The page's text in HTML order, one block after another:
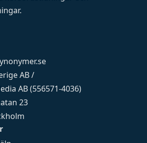
.
AB /
AB (556571-4036)
23